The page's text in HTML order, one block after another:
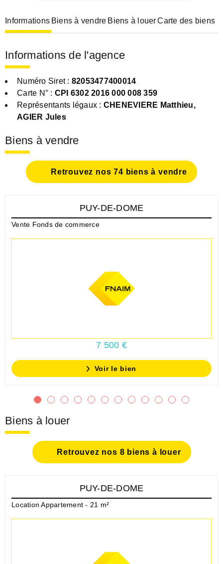
Informations Biens à vendre Biens à louer Carte des biens
Informations de l'agence
Numéro Siret : 82053477400014
Carte N° : CPI 6302 2016 000 008 359
Représentants légaux : CHENEVIERE Matthieu,
AGIER Jules
Biens à vendre
Retrouvez nos 74 biens à vendre
PUY-DE-DOME
Vente Fonds de commerce
7 500 €
Voir le bien
Biens à louer
Retrouvez nos 8 biens à louer
PUY-DE-DOME
Location Appartement - 21 m²